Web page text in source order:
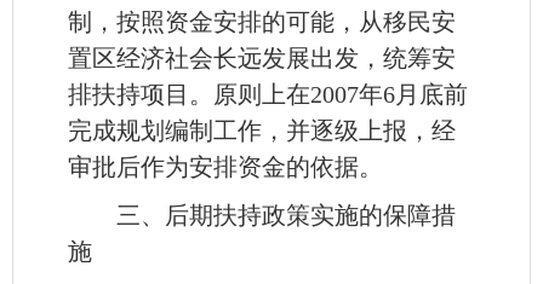
制，按照资金安排的可能，从移民安
置区经济社会长远发展出发，统筹安
排扶持项目。原则上在2007年6月底前
完成规划编制工作，并逐级上报，经
审批后作为安排资金的依据。
三、后期扶持政策实施的保障措
施